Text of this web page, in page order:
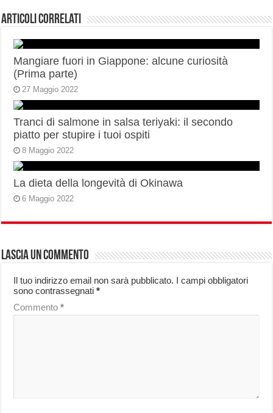
Articoli correlati
Mangiare fuori in Giappone: alcune curiosità
(Prima parte)
27 Maggio 2022
Tranci di salmone in salsa teriyaki: il secondo
piatto per stupire i tuoi ospiti
8 Maggio 2022
La dieta della longevità di Okinawa
6 Maggio 2022
Lascia un commento
Il tuo indirizzo email non sarà pubblicato. I campi obbligatori
sono contrassegnati*
Commento*